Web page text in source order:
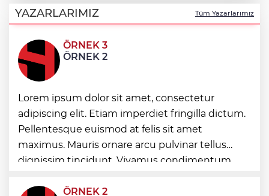
62. Meslek Komitesi ile değerlendirdi
Balıkesir’de kıyılar anlık takip ediliyor
“Bu Kampta Hayat Var” projesi özel
bireylere yaz tatili sunuyor
Trabzonspor'a büyük destek
YAZARLARIMIZ Tüm Yazarlarımız
ÖRNEK 3
ÖRNEK 2
Lorem ipsum dolor sit amet, consectetur
adipiscing elit. Etiam imperdiet fringilla dictum.
Pellentesque euismod at felis sit amet
maximus. Mauris ornare arcu pulvinar tellus
dignissim tincidunt. Vivamus condimentum
condimentum eros et, faucibus sapien. Praese
ÖRNEK 2